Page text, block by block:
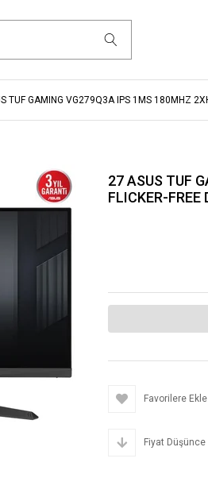
TUF GAMING VG279Q3A IPS 1MS 180MHZ
27 ASUS TUF
FLICKER-FREE
Favorilere Ekle
Fiyat Düşünce